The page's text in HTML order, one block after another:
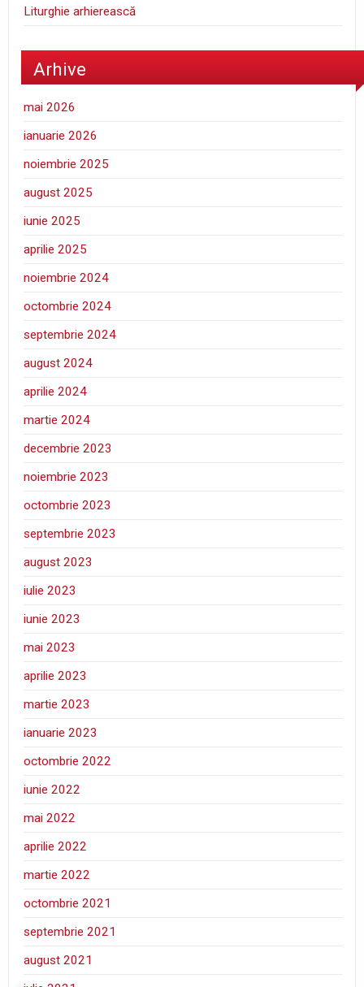
Liturghie arhierească
Arhive
mai 2026
ianuarie 2026
noiembrie 2025
august 2025
iunie 2025
aprilie 2025
noiembrie 2024
octombrie 2024
septembrie 2024
august 2024
aprilie 2024
martie 2024
decembrie 2023
noiembrie 2023
octombrie 2023
septembrie 2023
august 2023
iulie 2023
iunie 2023
mai 2023
aprilie 2023
martie 2023
ianuarie 2023
octombrie 2022
iunie 2022
mai 2022
aprilie 2022
martie 2022
octombrie 2021
septembrie 2021
august 2021